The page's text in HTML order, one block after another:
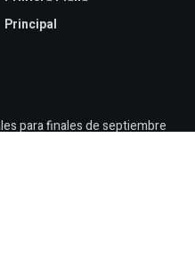
Principal
para finales de septiembre